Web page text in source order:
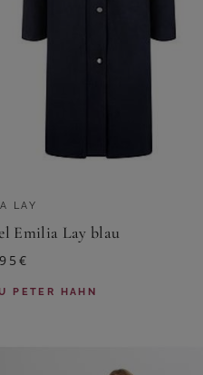
LAY
Emilia Lay blau
€
PETER HAHN